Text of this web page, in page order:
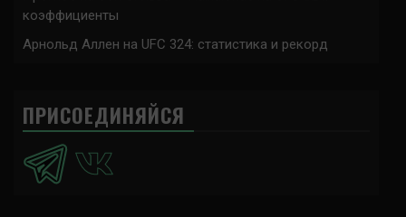
коэффициенты
Арнольд Аллен на UFC 324: статистика и рекорд
ПРИСОЕДИНЯЙСЯ